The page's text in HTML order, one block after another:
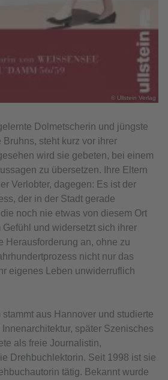
© Ullstein Verlag
Dolmetscherin und jüngste
Bruhns, steht kurz vor ihrer
wird sie gebeten, bei einem
zu übersetzen. Ihre Eltern
Verlobter, dagegen: Es ist der
der in der Stadt gerade
noch nie etwas von diesem Ort
Gefühl und widersetzt sich ihrer
Herausforderung an, ohne zu
nicht nur das
eigenes Leben unwiderruflich
stammt aus Hannover und studierte
später Szenisches
als freie Journalistin,
Drehbuchlektorin. Seit 1998 ist sie
tätig. Bekannt wurde